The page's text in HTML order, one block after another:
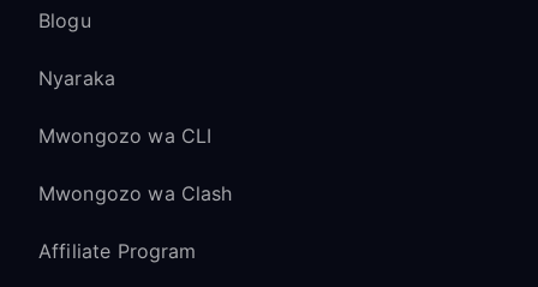
Blogu
Nyaraka
Mwongozo wa CLI
Mwongozo wa Clash
Affiliate Program